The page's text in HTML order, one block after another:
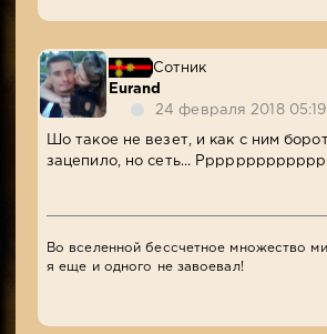
Сотник
Eurand
24 февраля 2018 05:19
Шо такое не везет, и как с ним
зацепило, но сеть...
Во вселенной бессчетное множество
я еще и одного не завоевал!